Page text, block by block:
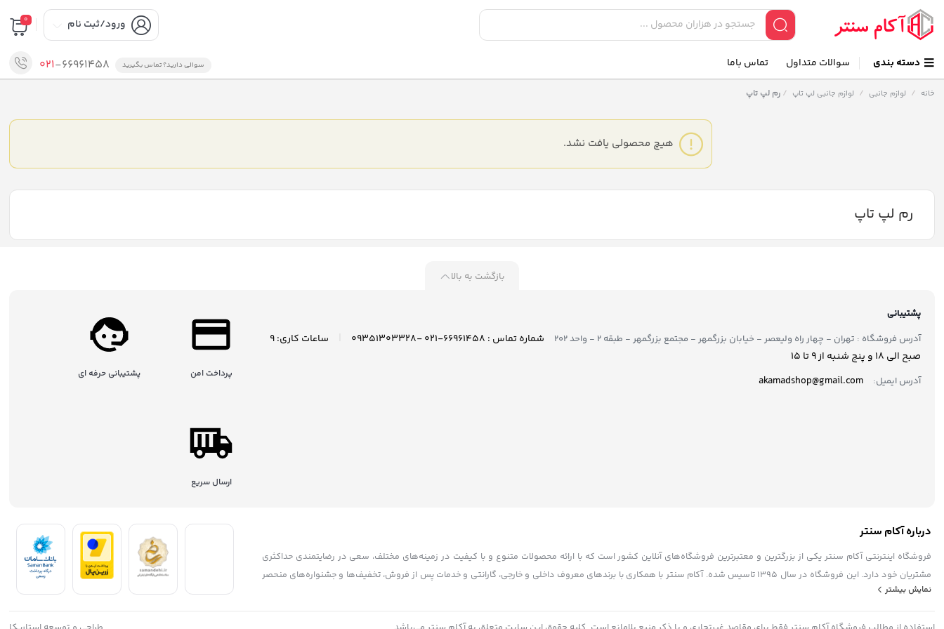
ورود/ثبت نام 0
دسته بندی سوالات متداول تماس باما سوالی دارید؟ تماس بگیرید 021-66961458
خانه / لوازم جانبی / لوازم جانبی لپ تاپ /رم لپ تاپ
هیچ محصولی یافت نشد.
رم لپ تاپ
بازگشت به بالا
پشتیبانی
آدرس فروشگاه : تهران - چهار راه ولیعصر - خیابان بزرگمهر - مجتمع بزرگمهر - طبقه ۲ - واحد ۲۰۲
شماره تماس : ۶۶۹۶۱۴۵۸-۰۲۱ -۰۹۳۵۱۳۰۳۳۲۸
ساعات کاری: 9
صبح الی 18 و پنج شنبه از 9 تا ۱5
آدرس ایمیل: akamadshop@gmail.com پرداخت امن پشتیبانی حرفه ای
ارسال سریع
درباره آکام سنتر
فروشگاه اینترنتی آکام سنتر یکی از بزرگترین و معتبرترین فروشگاه‌های آنلاین کشور است که با ارائه محصولات متنوع و با کیفیت در زمینه‌های مختلف، سعی در رضایتمندی حداکثری
مشتریان خود دارد. این فروشگاه در سال ۱۳۹۵ تاسیس شده. آکام سنتر با همکاری با برندهای معروف داخلی و خارجی، گارانتی و خدمات پس از فروش، تخفیف‌ها و جشنواره‌های منحصر
به فرد، پشتیبانی حرفه ای، به عنوان یک فروشگاه مطمئن و مورد اعتماد شناخته شده است. آکام سنتر با هدف توسعه بازار خرید و فروش الکترونیکی و افزایش رضایت مشتریان، همواره
نمایش بیشتر